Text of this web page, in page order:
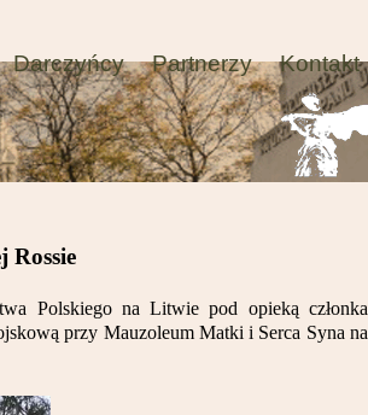
Darczyńcy Partnerzy Kontakt
Rossie
Polskiego na Litwie pod opieką członka
przy Mauzoleum Matki i Serca Syna na